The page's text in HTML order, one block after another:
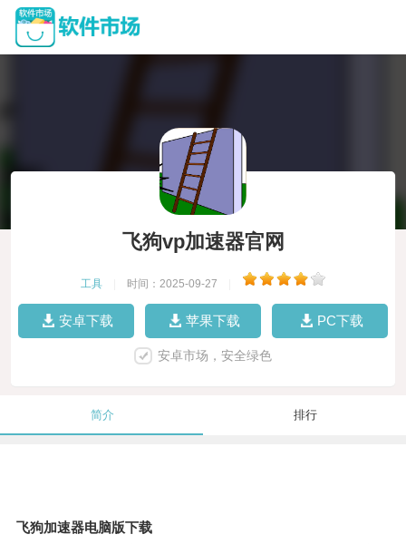
飞狗vp加速器官网
工具 时间：2025-09-27
安卓下载 苹果下载 PC下载
安卓市场，安全绿色
简介 排行
飞狗加速器电脑版下载